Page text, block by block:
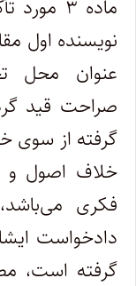
ماده ۳
نویسنده اول
عنوان محل
صراحت قید
گرفته از سوی
خلاف اصول و
فکری
دادخواست